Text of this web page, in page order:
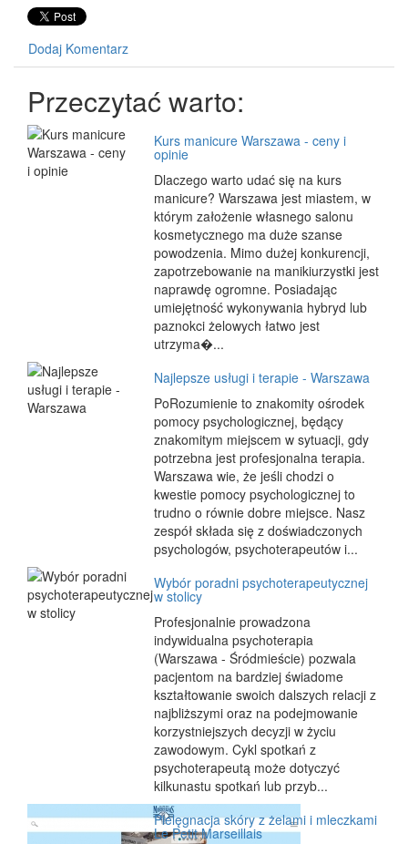
Dodaj Komentarz
Przeczytać warto:
Kurs manicure Warszawa - ceny i
opinie
Dlaczego warto udać się na kurs
manicure? Warszawa jest miastem, w
którym założenie własnego salonu
kosmetycznego ma duże szanse
powodzenia. Mimo dużej konkurencji,
zapotrzebowanie na manikiurzystki jest
naprawdę ogromne. Posiadając
umiejętność wykonywania hybryd lub
paznokci żelowych łatwo jest
utrzyma�...
Najlepsze usługi i terapie - Warszawa
PoRozumienie to znakomity ośrodek
pomocy psychologicznej, będący
znakomitym miejscem w sytuacji, gdy
potrzebna jest profesjonalna terapia.
Warszawa wie, że jeśli chodzi o
kwestie pomocy psychologicznej to
trudno o równie dobre miejsce. Nasz
zespół składa się z doświadczonych
psychologów, psychoterapeutów i...
Wybór poradni psychoterapeutycznej
w stolicy
Profesjonalnie prowadzona
indywidualna psychoterapia
(Warszawa - Śródmieście) pozwala
pacjentom na bardziej świadome
kształtowanie swoich dalszych relacji z
najbliższymi oraz na podejmowanie
korzystniejszych decyzji w życiu
zawodowym. Cykl spotkań z
psychoterapeutą może dotyczyć
kilkunastu spotkań lub przyb...
Pielęgnacja skóry z żelami i mleczkami
Le Petit Marseillais